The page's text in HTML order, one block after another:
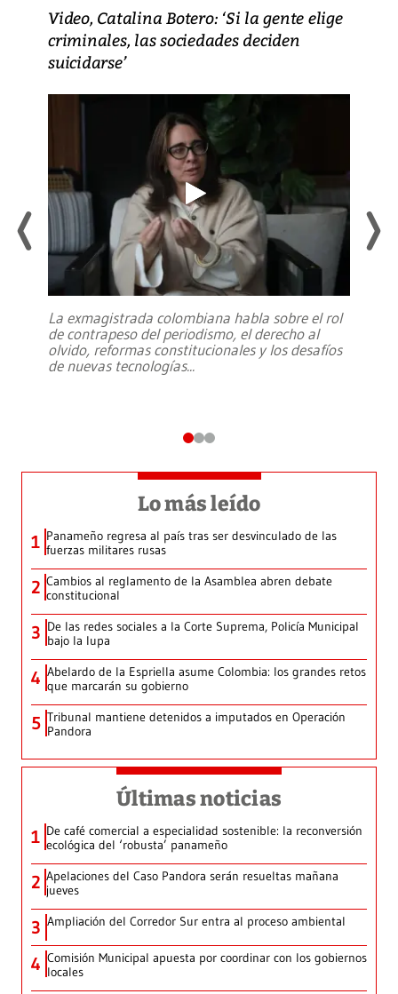
Video, Catalina Botero: ‘Si la gente elige
criminales, las sociedades deciden
suicidarse’
La exmagistrada colombiana habla sobre el rol
de contrapeso del periodismo, el derecho al
olvido, reformas constitucionales y los desafíos
de nuevas tecnologías...
Lo más leído
1 Panameño regresa al país tras ser desvinculado de las
fuerzas militares rusas
2 Cambios al reglamento de la Asamblea abren debate
constitucional
3 De las redes sociales a la Corte Suprema, Policía Municipal
bajo la lupa
4 Abelardo de la Espriella asume Colombia: los grandes retos
que marcarán su gobierno
5 Tribunal mantiene detenidos a imputados en Operación
Pandora
Últimas noticias
1 De café comercial a especialidad sostenible: la reconversión
ecológica del ‘robusta’ panameño
2 Apelaciones del Caso Pandora serán resueltas mañana
jueves
3 Ampliación del Corredor Sur entra al proceso ambiental
4 Comisión Municipal apuesta por coordinar con los gobiernos
locales